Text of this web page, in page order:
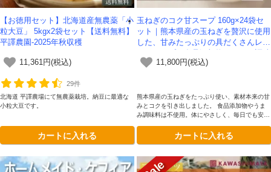
【お徳用セット】北海道産無農薬「小
粒大豆」 5kgx2袋セット【送料無料】
平譯農園-2025年秋収穫
11,361円(税込)
29件
北海道 平譯農場にて無農薬栽培。納豆に最適な
小粒大豆です。
カートに入れる
玉ねぎのコク甘スープ 160g×24袋セ
ット｜熊本県産の玉ねぎを贅沢に使用
した、甘みたっぷりの具だくさんレト
料など不使用【送料無料】
11,800円(税込)
熊本県産の玉ねぎをたっぷり使い、素材本来の甘
みとコクを引き出しました。 食品添加物やうま
み調味料は不使用。体にやさしく、毎日でも安心
カートに入れる